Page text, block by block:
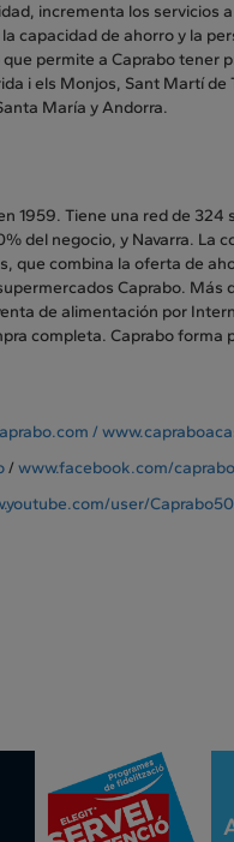
incrementa los servicios
capacidad de ahorro y la
permite a Caprabo tener
i els Monjos, Sant Martí de
María y Andorra.
1959. Tiene una red de 324
del negocio, y Navarra. La
que combina la oferta de
Caprabo. Más
de alimentación por
completa. Caprabo forma
/
/ www.facebook.com/caprabo
user/Caprabo50